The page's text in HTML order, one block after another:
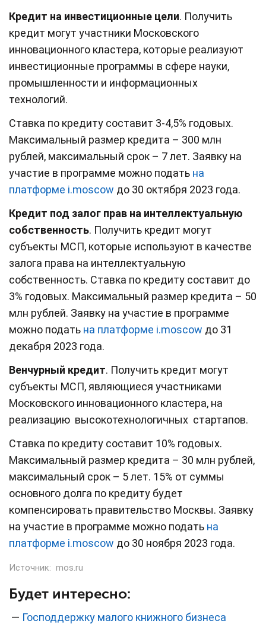
Кредит на инвестиционные цели. Получить
кредит могут участники Московского
инновационного кластера, которые реализуют
инвестиционные программы в сфере науки,
промышленности и информационных
технологий.
Ставка по кредиту составит 3-4,5% годовых.
Максимальный размер кредита – 300 млн
рублей, максимальный срок – 7 лет. Заявку на
участие в программе можно подать на
платформе i.moscow до 30 октября 2023 года.
Кредит под залог прав на интеллектуальную
собственность. Получить кредит могут
субъекты МСП, которые используют в качестве
залога права на интеллектуальную
собственность. Ставка по кредиту составит до
3% годовых. Максимальный размер кредита – 50
млн рублей. Заявку на участие в программе
можно подать на платформе i.moscow до 31
декабря 2023 года.
Венчурный кредит. Получить кредит могут
субъекты МСП, являющиеся участниками
Московского инновационного кластера, на
реализацию высокотехнологичных стартапов.
Ставка по кредиту составит 10% годовых.
Максимальный размер кредита – 30 млн рублей,
максимальный срок – 5 лет. 15% от суммы
основного долга по кредиту будет
компенсировать правительство Москвы. Заявку
на участие в программе можно подать на
платформе i.moscow до 30 ноября 2023 года.
Источник: mos.ru
Будет интересно:
— Господдержку малого книжного бизнеса